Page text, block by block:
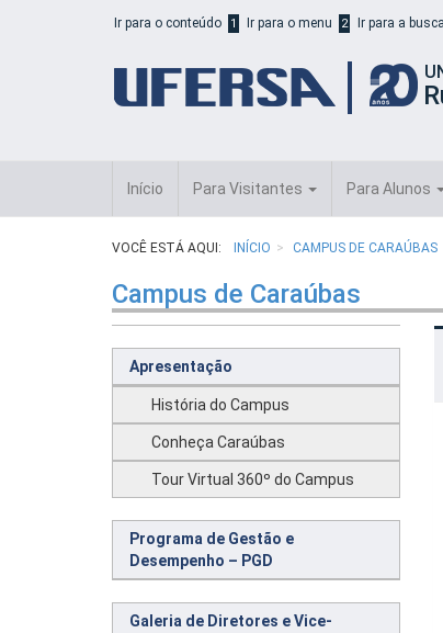
Ir para o conteúdo 1 Ir para o menu 2 Ir para a busca
Início Para Visitantes Para Alunos
VOCÊ ESTÁ AQUI: INÍCIO CAMPUS DE CARAÚBAS
Campus de Caraúbas
Apresentação
História do Campus
Conheça Caraúbas
Tour Virtual 360º do Campus
Programa de Gestão e
Desempenho – PGD
Galeria de Diretores e Vice-